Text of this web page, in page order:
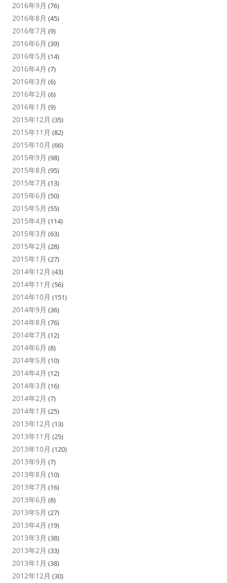
2016年9月 (76)
2016年8月 (45)
2016年7月 (9)
2016年6月 (39)
2016年5月 (14)
2016年4月 (7)
2016年3月 (6)
2016年2月 (6)
2016年1月 (9)
2015年12月 (35)
2015年11月 (82)
2015年10月 (66)
2015年9月 (98)
2015年8月 (95)
2015年7月 (13)
2015年6月 (50)
2015年5月 (55)
2015年4月 (114)
2015年3月 (63)
2015年2月 (28)
2015年1月 (27)
2014年12月 (43)
2014年11月 (56)
2014年10月 (151)
2014年9月 (36)
2014年8月 (76)
2014年7月 (12)
2014年6月 (8)
2014年5月 (10)
2014年4月 (12)
2014年3月 (16)
2014年2月 (7)
2014年1月 (25)
2013年12月 (13)
2013年11月 (25)
2013年10月 (120)
2013年9月 (7)
2013年8月 (10)
2013年7月 (16)
2013年6月 (8)
2013年5月 (27)
2013年4月 (19)
2013年3月 (38)
2013年2月 (33)
2013年1月 (38)
2012年12月 (30)